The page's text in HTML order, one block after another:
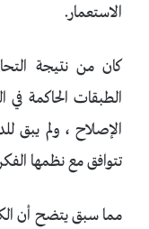
الاستعمار.
كان من نتيجة
الطبقات الحاكمة
الإصلاح ، ولم يبق
تتوافق مع نظمها
مما سبق يتضح أن